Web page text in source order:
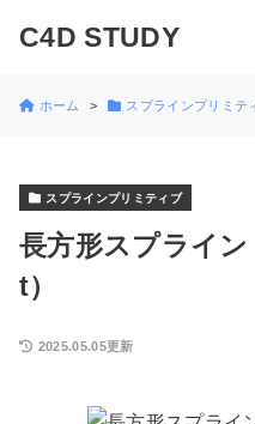
C4D STUDY
ホーム スプラインプリミテ
スプラインプリミティブ
長方形スプライ
t）
2025.05.05更新